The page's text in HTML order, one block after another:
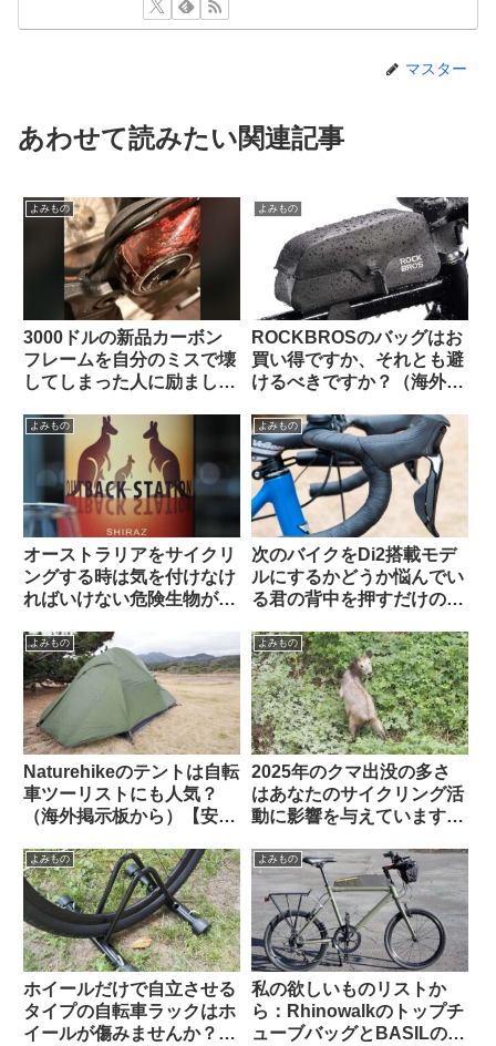
マスター
あわせて読みたい関連記事
よみもの
3000ドルの新品カーボン
フレームを自分のミスで壊
してしまった人に励ましの
板から）
よみもの
ROCKBROSのバッグはお
買い得ですか、それとも避
けるべきですか？（海外掲
よみもの
オーストラリアをサイクリ
ングする時は気を付けなけ
ればいけない危険生物がい
い】
よみもの
次のバイクをDi2搭載モデ
ルにするかどうか悩んでい
る君の背中を押すだけのコ
よみもの
Naturehikeのテントは自転
車ツーリストにも人気？
（海外掲示板から）【安
泣かない価格】
よみもの
2025年のクマ出没の多さ
はあなたのサイクリング活
動に影響を与えています
チ考察）
よみもの
ホイールだけで自立させる
タイプの自転車ラックはホ
イールが傷みませんか？
よみもの
私の欲しいものリストか
ら：Rhinowalkのトップチ
ューブバッグとBASILのポ